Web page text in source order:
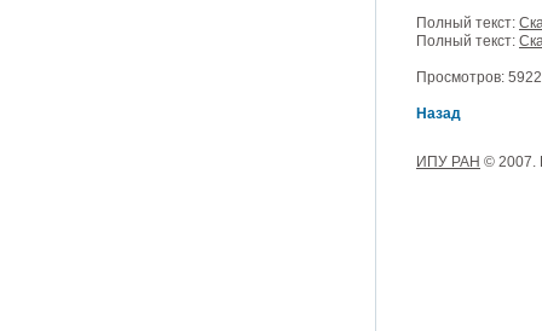
Полный текст:
Полный текст:
Просмотров:
Назад
ИПУ РАН © 2007.